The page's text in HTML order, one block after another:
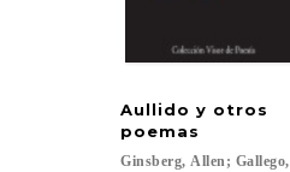
Aullido y otros
poemas
Ginsberg, Allen; Gallego,